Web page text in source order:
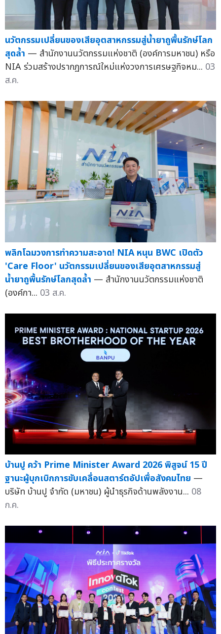
นวัตกรรมเปลี่ยนของเสียอุตสาหกรรมสู่น้ำยาถูพื้นรักษ์โลก
สุดล้ำ — สำนักงานนวัตกรรมแห่งชาติ (องค์การมหาชน) หรือ
NIA ร่วมสร้างปรากฏการณ์ใหม่แห่งวงการเศรษฐกิจหม... 03
ส.ค.
พลิกโฉมวงการทำความสะอาด! NIA หนุน BWC เปิดตัว
'Care Floor' นวัตกรรมเปลี่ยนของเสียอุตสาหกรรมสู่
น้ำยาถูพื้นรักษ์โลกสุดล้ำ — สำนักงานนวัตกรรมแห่งชาติ
(องค์กา... 03 ส.ค.
บ้านปู คว้า Prime Minister Award 2026 พิสูจน์ 15 ปี
ฐานะผู้บุกเบิกการขับเคลื่อนสตาร์ตอัปเพื่อสังคมไทย —
บริษัท บ้านปู จำกัด (มหาชน) ผู้นำธุรกิจด้านพลังงาน... 08
ก.ค.